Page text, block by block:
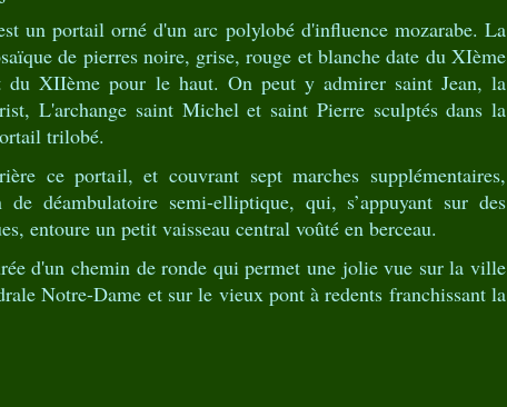
un portail orné d'un arc polylobé d'influence mozarabe. La
de pierres noire, grise, rouge et blanche date du XIème
du XIIème pour le haut. On peut y admirer saint Jean, la
L'archange saint Michel et saint Pierre sculptés dans la
trilobé.
ce portail, et couvrant sept marches supplémentaires,
déambulatoire semi-elliptique, qui, s’appuyant sur des
entoure un petit vaisseau central voûté en berceau.
d'un chemin de ronde qui permet une jolie vue sur la ville
Notre-Dame et sur le vieux pont à redents franchissant la